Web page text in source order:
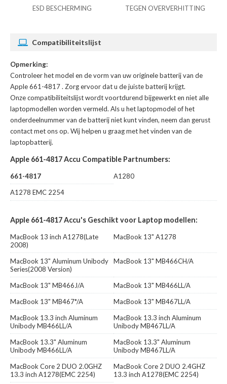
ESD BESCHERMING TEGEN OVERVERHITTING
Compatibiliteitslijst
Opmerking:
Controleer het model en de vorm van uw originele batterij van de
Apple 661-4817. Zorg ervoor dat u de juiste batterij krijgt.
Onze compatibiliteitslijst wordt voortdurend bijgewerkt en niet alle
laptopmodellen worden vermeld. Als u het laptopmodel of het
onderdeelnummer van de batterij niet kunt vinden, neem dan gerust
contact met ons op. Wij helpen u graag met het vinden van de
laptopbatterij.
Apple 661-4817 Accu Compatible Partnumbers:
661-4817
A1280
A1278 EMC 2254
Apple 661-4817 Accu's Geschikt voor Laptop modellen:
MacBook 13 inch A1278(Late
2008)
MacBook 13" A1278
MacBook 13" Aluminum Unibody
Series(2008 Version)
MacBook 13" MB466CH/A
MacBook 13" MB466J/A
MacBook 13" MB466LL/A
MacBook 13" MB467*/A
MacBook 13" MB467LL/A
MacBook 13.3 inch Aluminum
Unibody MB466LL/A
MacBook 13.3 inch Aluminum
Unibody MB467LL/A
MacBook 13.3" Aluminum
Unibody MB466LL/A
MacBook 13.3" Aluminum
Unibody MB467LL/A
MacBook Core 2 DUO 2.0GHZ
13.3 inch A1278(EMC 2254)
MacBook Core 2 DUO 2.4GHZ
13.3 inch A1278(EMC 2254)